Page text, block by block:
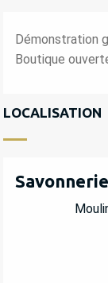
Démonstration
Boutique
LOCALISATION